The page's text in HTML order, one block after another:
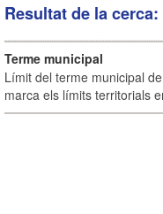
Resultat de la
Terme municipal
Límit del terme municipal
marca els límits territorials